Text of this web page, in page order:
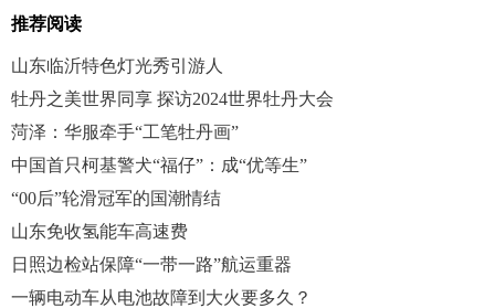
推荐阅读
山东临沂特色灯光秀引游人
牡丹之美世界同享 探访2024世界牡丹大会
菏泽：华服牵手“工笔牡丹画”
中国首只柯基警犬“福仔”：成“优等生”
“00后”轮滑冠军的国潮情结
山东免收氢能车高速费
日照边检站保障“一带一路”航运重器
一辆电动车从电池故障到大火要多久？